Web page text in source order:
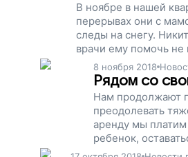
В ноябре в нашей
перерывах они с
следы на снегу.
врачи ему помочь не
могли жить семьи,
поддержите наш
8 ноября 2018
Рядом со
Нам продолжают
преодолевать
аренду мы
ребенок,